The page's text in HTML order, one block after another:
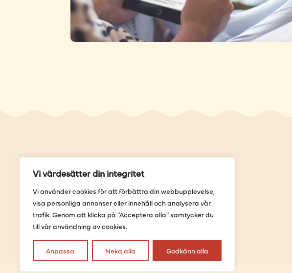
Vi värdesätter din integritet
Vi använder cookies för att förbättra din webbupplevelse,
visa personliga annonser eller innehåll och analysera vår
trafik. Genom att klicka på "Acceptera alla" samtycker du
till vår användning av cookies.
Anpassa Neka alla Godkänn alla
Genvägar
Våra butiker
Sortiment
Provningar